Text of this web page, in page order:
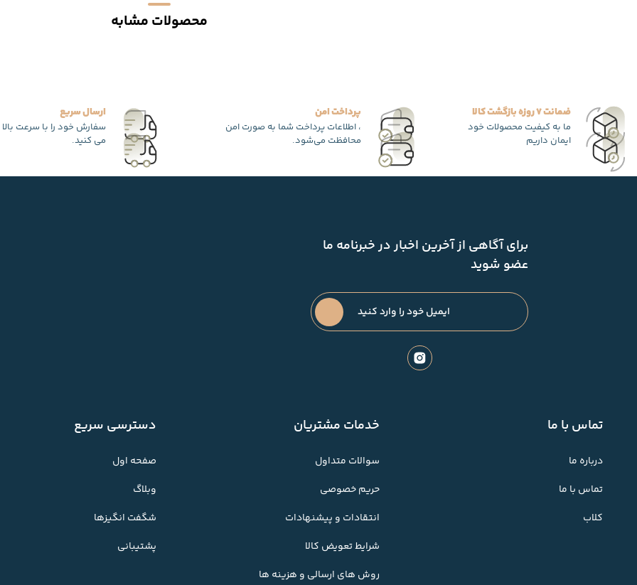
محصولات مشابه
ضمانت 7 روزه بازگشت کالا
ما به کیفیت محصولات خود
ایمان داریم
پرداخت امن
، اطلاعات پرداخت شما به صورت امن
محافظت می‌شود.
ارسال سریع
سفارش خود را با سرعت
می کنید.
برای آگاهی از آخرین اخبار در خبرنامه ما
عضو شوید
تماس با ما
درباره ما
تماس با ما
کلاب
خدمات مشتریان
سوالات متداول
حریم خصوصی
انتقادات و پیشنهادات
شرایط تعویض کالا
روش های ارسالی و هزینه ها
دسترسی سریع
صفحه اول
وبلاگ
شگفت انگیزها
پشتیبانی